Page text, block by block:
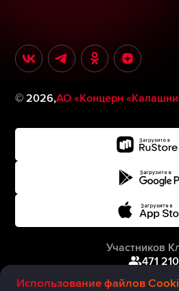
Использование файлов
©2026,АО «Концерн
Участников
471 210